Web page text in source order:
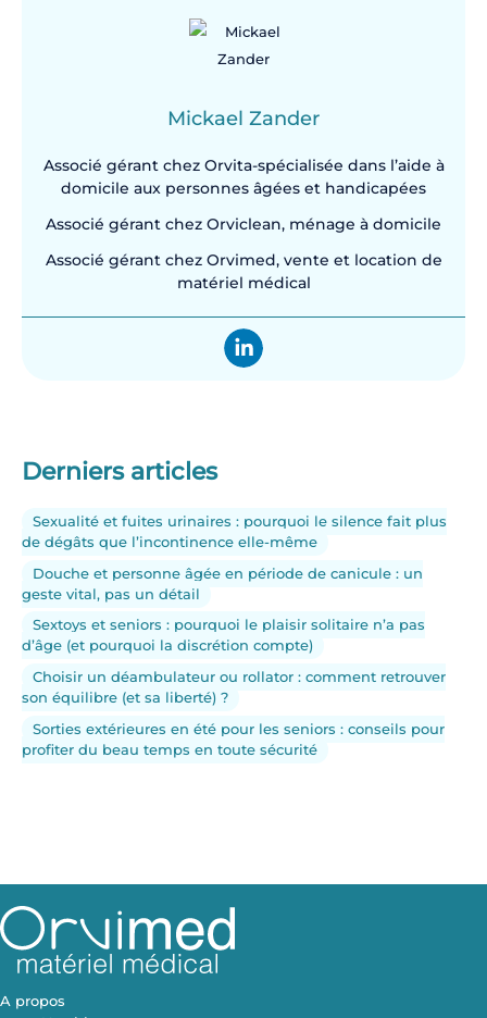
Mickael Zander
Associé gérant chez Orvita-spécialisée dans l’aide à
domicile aux personnes âgées et handicapées
Associé gérant chez Orviclean, ménage à domicile
Associé gérant chez Orvimed, vente et location de
matériel médical
Derniers articles
Sexualité et fuites urinaires : pourquoi le silence fait plus
de dégâts que l’incontinence elle-même
Douche et personne âgée en période de canicule : un
geste vital, pas un détail
Sextoys et seniors : pourquoi le plaisir solitaire n’a pas
d’âge (et pourquoi la discrétion compte)
Choisir un déambulateur ou rollator : comment retrouver
son équilibre (et sa liberté) ?
Sorties extérieures en été pour les seniors : conseils pour
profiter du beau temps en toute sécurité
A propos